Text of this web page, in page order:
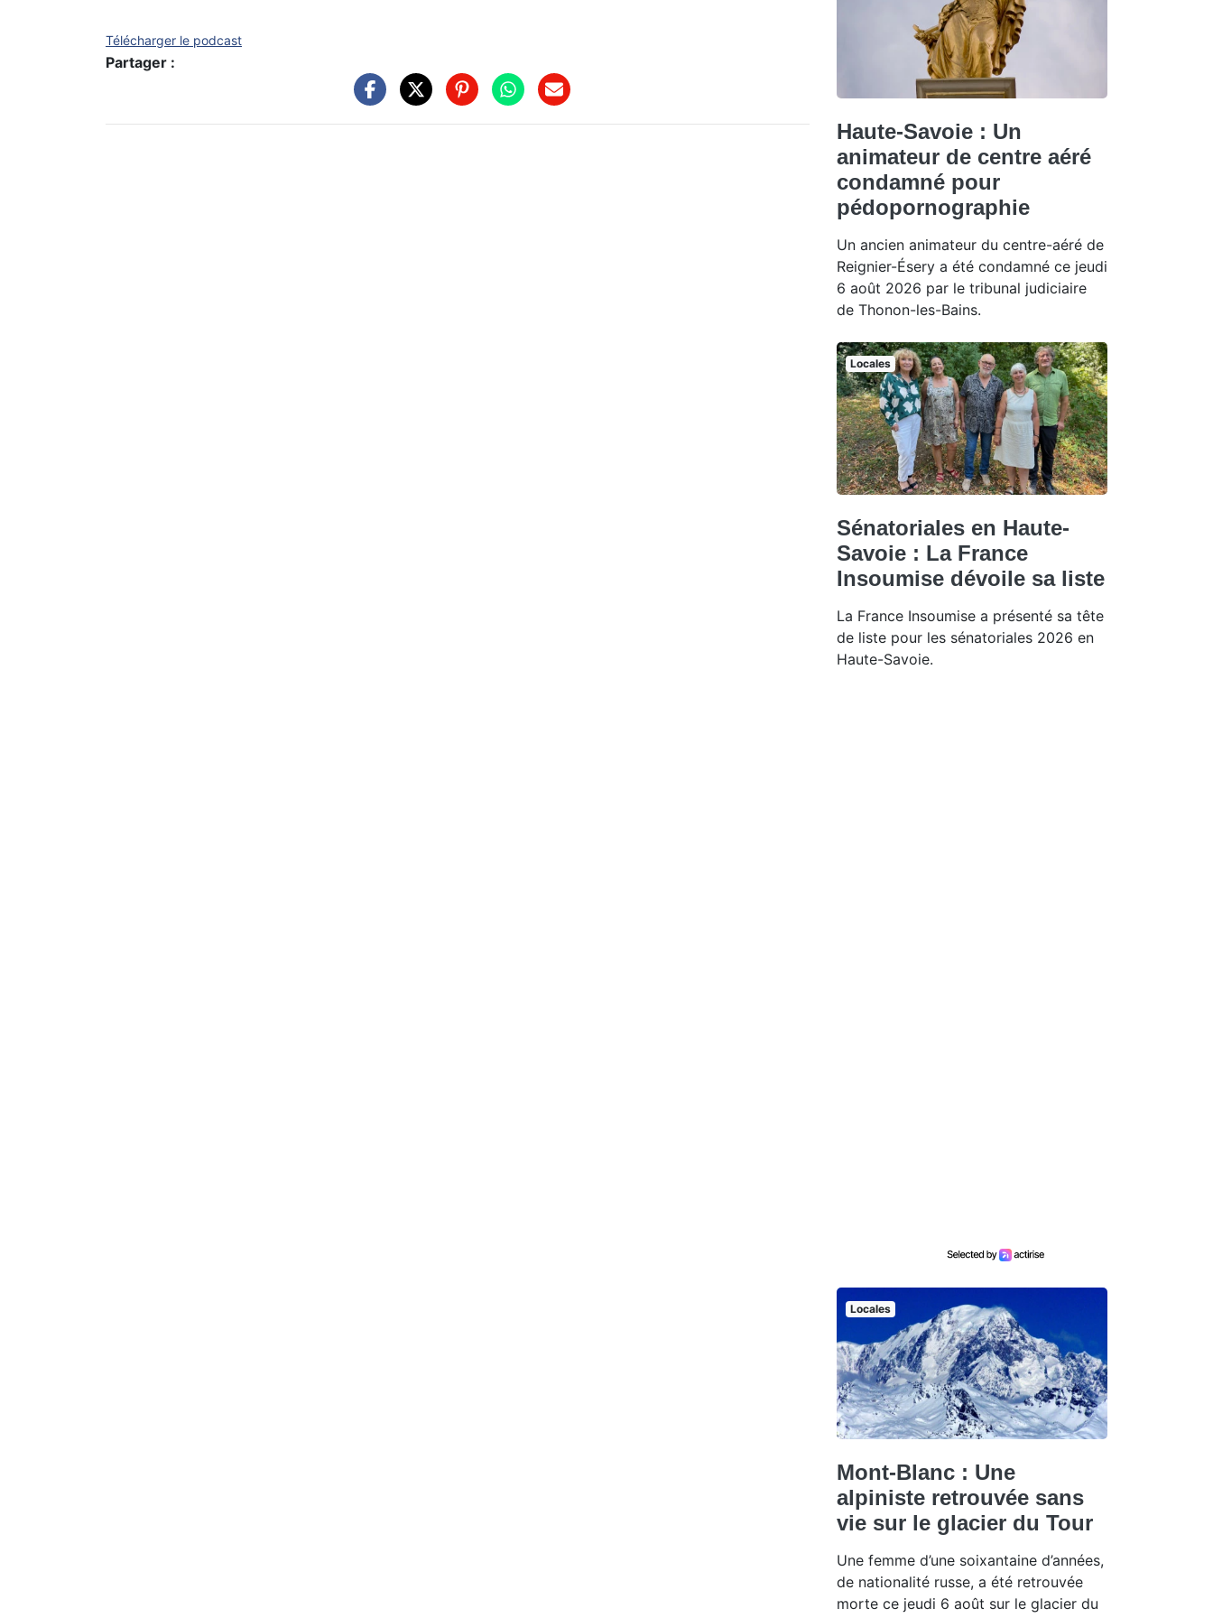
Télécharger le podcast
Partager :
Haute-Savoie : Un
animateur de centre aéré
condamné pour
pédopornographie
Un ancien animateur du centre-aéré de
Reignier-Ésery a été condamné ce jeudi
6 août 2026 par le tribunal judiciaire
de Thonon-les-Bains.
Locales
Sénatoriales en Haute-
Savoie : La France
Insoumise dévoile sa liste
La France Insoumise a présenté sa tête
de liste pour les sénatoriales 2026 en
Haute-Savoie.
Locales
Mont-Blanc : Une
alpiniste retrouvée sans
vie sur le glacier du Tour
Une femme d’une soixantaine d’années,
de nationalité russe, a été retrouvée
morte ce jeudi 6 août sur le glacier du